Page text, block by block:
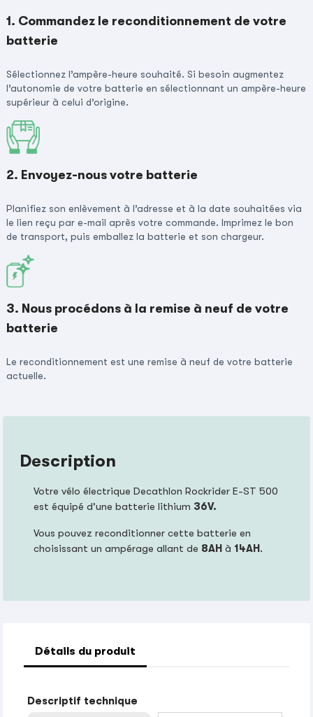
1. Commandez le reconditionnement de votre
batterie
Sélectionnez l’ampère-heure souhaité. Si besoin augmentez
l’autonomie de votre batterie en sélectionnant un ampère-heure
supérieur à celui d’origine.
2. Envoyez-nous votre batterie
Planifiez son enlèvement à l’adresse et à la date souhaitées via
le lien reçu par e-mail après votre commande. Imprimez le bon
de transport, puis emballez la batterie et son chargeur.
3. Nous procédons à la remise à neuf de votre
batterie
Le reconditionnement est une remise à neuf de votre batterie
actuelle.
Description
Votre vélo électrique Decathlon Rockrider E-ST 500
est équipé d'une batterie lithium 36V.
Vous pouvez reconditionner cette batterie en
choisissant un ampérage allant de 8AH à 14AH.
Détails du produit
Descriptif technique